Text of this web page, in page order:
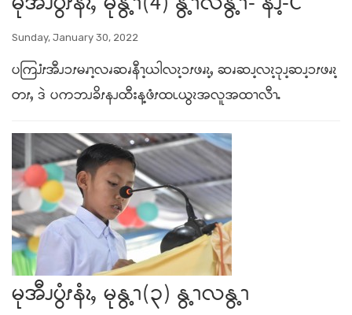
Sunday, January 30, 2022
ပကြၨၭအီၪၥၭမၧၫ့လၧဆၧနီၫ့ယါလၩ့ၥၭဖၧၩ့ႇ ဆၧဆၪ့လၩ့ၥုၪ့ဆၪ့ၥၭဖၧၩ့
တၭႇ ဒဲ ပကဘၪခိၭနၪထီးန့ဖံၭထၬယွၩအလူအထၫလီၫႉ
မုအီၪပွံၭနံၩႇ မုနွ့ၫ(၃) နွ့ၫလနွ့ၫ